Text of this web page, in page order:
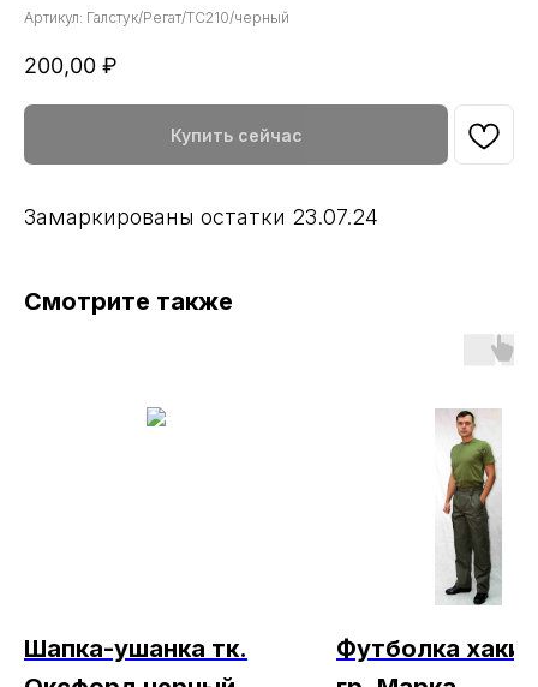
Артикул: Галстук/Регат/ТС210/черный
200,00 ₽
Купить сейчас
Замаркированы остатки 23.07.24
Смотрите также
Шапка-ушанка тк.
Футболка хаки